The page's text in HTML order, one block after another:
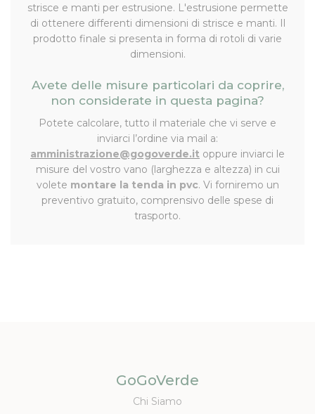
strisce e manti per estrusione. L'estrusione permette
di ottenere differenti dimensioni di strisce e manti. Il
prodotto finale si presenta in forma di rotoli di varie
dimensioni.
Avete delle misure particolari da coprire,
non considerate in questa pagina?
Potete calcolare, tutto il materiale che vi serve e
inviarci l’ordine via mail a:
amministrazione@gogoverde.it oppure inviarci le
misure del vostro vano (larghezza e altezza) in cui
volete montare la tenda in pvc. Vi forniremo un
preventivo gratuito, comprensivo delle spese di
trasporto.
GoGoVerde
Chi Siamo